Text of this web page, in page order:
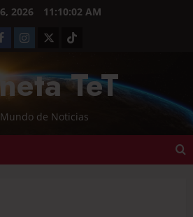
2026 11:10:02 AM
TeT
de Noticias